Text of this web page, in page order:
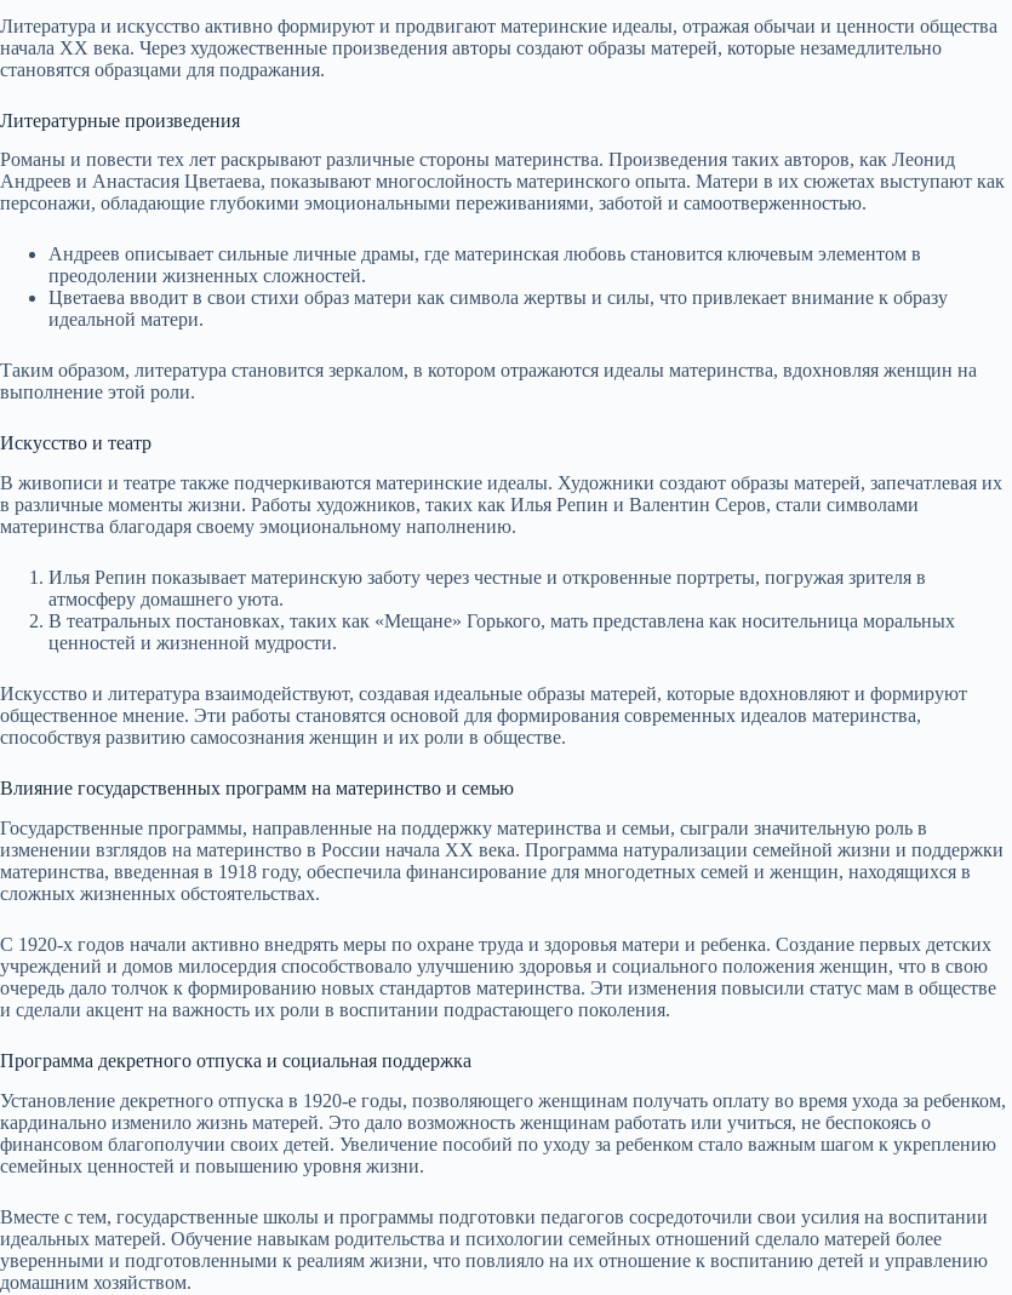
Литература и искусство активно формируют и продвигают материнские идеалы, отражая обычаи и ценности общества
начала XX века. Через художественные произведения авторы создают образы матерей, которые незамедлительно
становятся образцами для подражания.
Литературные произведения
Романы и повести тех лет раскрывают различные стороны материнства. Произведения таких авторов, как Леонид
Андреев и Анастасия Цветаева, показывают многослойность материнского опыта. Матери в их сюжетах выступают как
персонажи, обладающие глубокими эмоциональными переживаниями, заботой и самоотверженностью.
Андреев описывает сильные личные драмы, где материнская любовь становится ключевым элементом в
преодолении жизненных сложностей.
Цветаева вводит в свои стихи образ матери как символа жертвы и силы, что привлекает внимание к образу
идеальной матери.
Таким образом, литература становится зеркалом, в котором отражаются идеалы материнства, вдохновляя женщин на
выполнение этой роли.
Искусство и театр
В живописи и театре также подчеркиваются материнские идеалы. Художники создают образы матерей, запечатлевая их
в различные моменты жизни. Работы художников, таких как Илья Репин и Валентин Серов, стали символами
материнства благодаря своему эмоциональному наполнению.
Илья Репин показывает материнскую заботу через честные и откровенные портреты, погружая зрителя в
атмосферу домашнего уюта.
В театральных постановках, таких как «Мещане» Горького, мать представлена как носительница моральных
ценностей и жизненной мудрости.
Искусство и литература взаимодействуют, создавая идеальные образы матерей, которые вдохновляют и формируют
общественное мнение. Эти работы становятся основой для формирования современных идеалов материнства,
способствуя развитию самосознания женщин и их роли в обществе.
Влияние государственных программ на материнство и семью
Государственные программы, направленные на поддержку материнства и семьи, сыграли значительную роль в
изменении взглядов на материнство в России начала XX века. Программа натурализации семейной жизни и поддержки
материнства, введенная в 1918 году, обеспечила финансирование для многодетных семей и женщин, находящихся в
сложных жизненных обстоятельствах.
С 1920-х годов начали активно внедрять меры по охране труда и здоровья матери и ребенка. Создание первых детских
учреждений и домов милосердия способствовало улучшению здоровья и социального положения женщин, что в свою
очередь дало толчок к формированию новых стандартов материнства. Эти изменения повысили статус мам в обществе
и сделали акцент на важность их роли в воспитании подрастающего поколения.
Программа декретного отпуска и социальная поддержка
Установление декретного отпуска в 1920-е годы, позволяющего женщинам получать оплату во время ухода за ребенком,
кардинально изменило жизнь матерей. Это дало возможность женщинам работать или учиться, не беспокоясь о
финансовом благополучии своих детей. Увеличение пособий по уходу за ребенком стало важным шагом к укреплению
семейных ценностей и повышению уровня жизни.
Вместе с тем, государственные школы и программы подготовки педагогов сосредоточили свои усилия на воспитании
идеальных матерей. Обучение навыкам родительства и психологии семейных отношений сделало матерей более
уверенными и подготовленными к реалиям жизни, что повлияло на их отношение к воспитанию детей и управлению
домашним хозяйством.